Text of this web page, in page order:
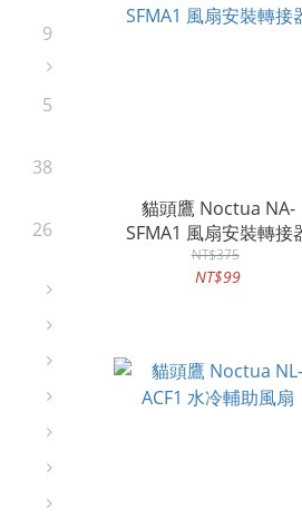
9
5
38
26
貓頭鷹 Noctua NA-
SFMA1 風扇安裝轉接
NT$375
NT$99